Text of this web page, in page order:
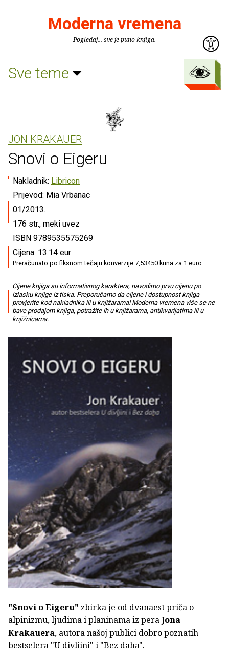
Moderna vremena
Pogledaj... sve je puno knjiga.
Sve teme
JON KRAKAUER
Snovi o Eigeru
Nakladnik: Libricon
Prijevod: Mia Vrbanac
01/2013.
176 str., meki uvez
ISBN 9789535575269
Cijena: 13.14 eur
Preračunato po fiksnom tečaju konverzije 7,53450 kuna za 1 euro
Cijene knjiga su informativnog karaktera, navodimo prvu cijenu po
izlasku knjige iz tiska. Preporučamo da cijene i dostupnost knjiga
provjerite kod nakladnika ili u knjižarama! Moderna vremena više se ne
bave prodajom knjiga, potražite ih u knjižarama, antikvarijatima ili u
knjižnicama.
"Snovi o Eigeru" zbirka je od dvanaest priča o
alpinizmu, ljudima i planinama iz peraJona
Krakauera, autora našoj publici dobro poznatih
bestselera "U divljini" i "Bez daha".